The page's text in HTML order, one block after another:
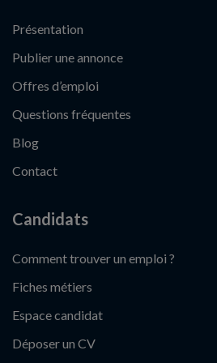
Présentation
Publier une annonce
Offres d’emploi
Questions fréquentes
Blog
Contact
Candidats
Comment trouver un emploi ?
Fiches métiers
Espace candidat
Déposer un CV